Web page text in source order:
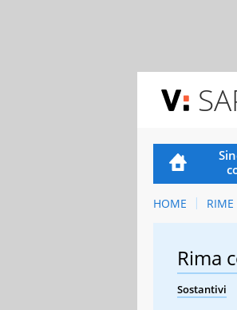
HOME RIME
Rima
Sostantivi